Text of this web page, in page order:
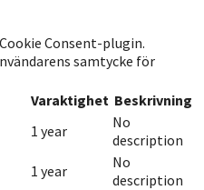
Consent-plugin.
samtycke för
Varaktighet Beskrivning
1 year
No
description
1 year
No
description